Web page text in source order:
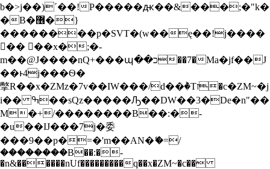
b�>j��)΄��!P�����ԫ��&���;�"k�
�B�޶�}
��������p�SVT�(w��ę��!j����
�� ��x�;�-
m��@J����nQ+���պ��כ��7�Ma�jf��J
��ͱ4j���Ѳ�
撆R��x�ZMz�7v��IW���/d��ٞ�Тז�c�ZM~�j
i�� ߒ��sQz�����Ԡ��DW��3�De�n"��
M�+/��������B��:�-
�u��IJ���7j�委
���9��p�=�'m��AN�ޭ�=/
��������B��:�-
�n&������nUf���������q��x�ZM~�c��
S
k
i
p
t
o
c
o
n
t
e
n
t